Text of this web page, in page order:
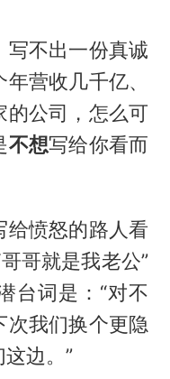
写不出一份真诚
营收几千亿、
的公司，怎么可
不想写给你看而
给愤怒的路人看
哥就是我老公”
台词是：“对不
次我们换个更隐
边。”